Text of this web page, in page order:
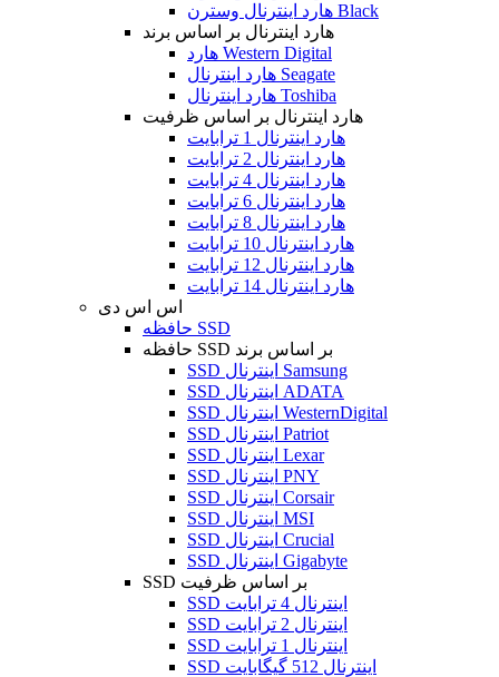
هارد اینترنال وسترن Black
هارد اینترنال بر اساس برند
هارد Western Digital
هارد اینترنال Seagate
هارد اینترنال Toshiba
هارد اینترنال بر اساس ظرفیت
هارد اینترنال 1 ترابایت
هارد اینترنال 2 ترابایت
هارد اینترنال 4 ترابایت
هارد اینترنال 6 ترابایت
هارد اینترنال 8 ترابایت
هارد اینترنال 10 ترابایت
هارد اینترنال 12 ترابایت
هارد اینترنال 14 ترابایت
اس اس دی
حافظه SSD
حافظه SSD بر اساس برند
SSD اینترنال Samsung
SSD اینترنال ADATA
SSD اینترنال WesternDigital
SSD اینترنال Patriot
SSD اینترنال Lexar
SSD اینترنال PNY
SSD اینترنال Corsair
SSD اینترنال MSI
SSD اینترنال Crucial
SSD اینترنال Gigabyte
SSD بر اساس ظرفیت
SSD اینترنال 4 ترابایت
SSD اینترنال 2 ترابایت
SSD اینترنال 1 ترابایت
SSD اینترنال 512 گیگابایت